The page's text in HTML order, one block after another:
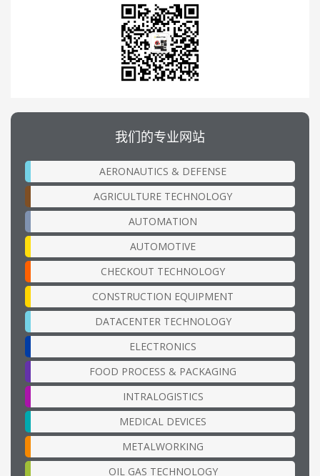
我们的专业网站
AERONAUTICS & DEFENSE
AGRICULTURE TECHNOLOGY
AUTOMATION
AUTOMOTIVE
CHECKOUT TECHNOLOGY
CONSTRUCTION EQUIPMENT
DATACENTER TECHNOLOGY
ELECTRONICS
FOOD PROCESS & PACKAGING
INTRALOGISTICS
MEDICAL DEVICES
METALWORKING
OIL GAS TECHNOLOGY